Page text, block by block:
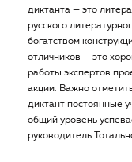
диктанта — это
русского
богатством
отличников — это
работы экспертов
акции. Важно
диктант постоянные
общий уровень
руководитель